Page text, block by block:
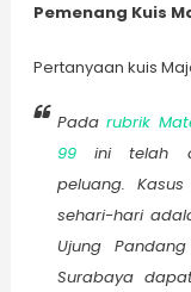
Pemenang Kuis
Pertanyaan kuis
Padarubrik
99ini telah
peluang.
sehari-hari
Ujung
Surabaya